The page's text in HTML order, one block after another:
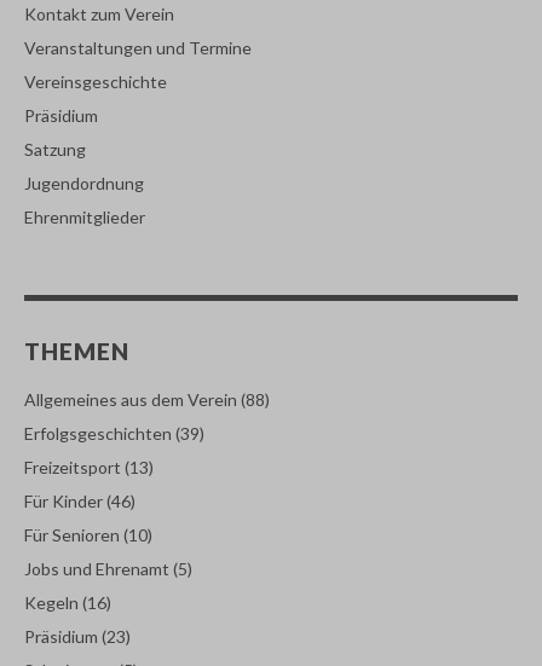
Kontakt zum Verein
Veranstaltungen und Termine
Vereinsgeschichte
Präsidium
Satzung
Jugendordnung
Ehrenmitglieder
THEMEN
Allgemeines aus dem Verein (88)
Erfolgsgeschichten (39)
Freizeitsport (13)
Für Kinder(46)
Für Senioren (10)
Jobs und Ehrenamt (5)
Kegeln (16)
Präsidium (23)